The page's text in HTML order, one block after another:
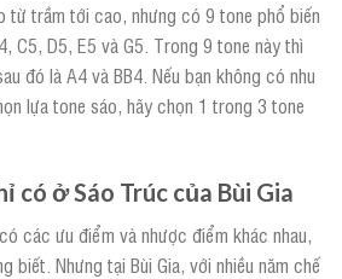
từ trầm tới cao, nhưng có 9 tone phổ biến
C5, D5, E5 và G5. Trong 9 tone này thì
đó là A4 và BB4. Nếu bạn không có nhu
lựa tone sáo, hãy chọn 1 trong 3 tone
có ở Sáo Trúc của Bùi Gia
các ưu điểm và nhược điểm khác nhau,
biết. Nhưng tại Bùi Gia, với nhiều năm chế